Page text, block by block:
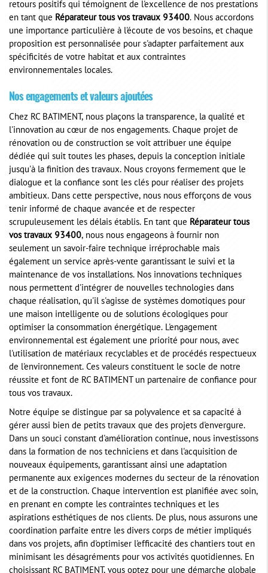
retours positifs qui témoignent de l'excellence de nos prestations
en tant que
Réparateur tous vos travaux 93400. Nous accordons
une importance particulière à l'écoute de vos besoins, et chaque
proposition est personnalisée pour s'adapter parfaitement aux
spécificités de votre habitat et aux contraintes
environnementales locales.
Nos engagements et valeurs ajoutées
Chez RC BATIMENT, nous plaçons la transparence, la qualité et
l'innovation au cœur de nos engagements. Chaque projet de
rénovation ou de construction se voit attribuer une équipe
dédiée qui suit toutes les phases, depuis la conception initiale
jusqu'à la finition des travaux. Nous croyons fermement que le
dialogue et la confiance sont les clés pour réaliser des projets
ambitieux. Dans cette perspective, nous nous efforçons de vous
tenir informé de chaque avancée et de respecter
scrupuleusement les délais établis. En tant que
Réparateur tous
vos travaux 93400, nous nous engageons à fournir non
seulement un savoir-faire technique irréprochable mais
également un service après-vente garantissant le suivi et la
maintenance de vos installations. Nos innovations techniques
nous permettent d'intégrer de nouvelles technologies dans
chaque réalisation, qu'il s'agisse de systèmes domotiques pour
une maison intelligente ou de solutions écologiques pour
optimiser la consommation énergétique. L'engagement
environnemental est également une priorité pour nous, avec
l'utilisation de matériaux recyclables et de procédés respectueux
de l'environnement. Ces valeurs constituent le socle de notre
réussite et font de RC BATIMENT un partenaire de confiance pour
tous vos travaux.
Notre équipe se distingue par sa polyvalence et sa capacité à
gérer aussi bien de petits travaux que des projets d'envergure.
Dans un souci constant d'amélioration continue, nous investissons
dans la formation de nos techniciens et dans l'acquisition de
nouveaux équipements, garantissant ainsi une adaptation
permanente aux exigences modernes du secteur de la rénovation
et de la construction. Chaque intervention est planifiée avec soin,
en prenant en compte les contraintes techniques et les
aspirations esthétiques de nos clients. De plus, nous assurons une
coordination parfaite entre les divers corps de métier impliqués
dans vos projets, afin d'optimiser l'efficacité des chantiers tout en
minimisant les désagréments pour vos activités quotidiennes. En
choisissant RC BATIMENT, vous optez pour une démarche globale